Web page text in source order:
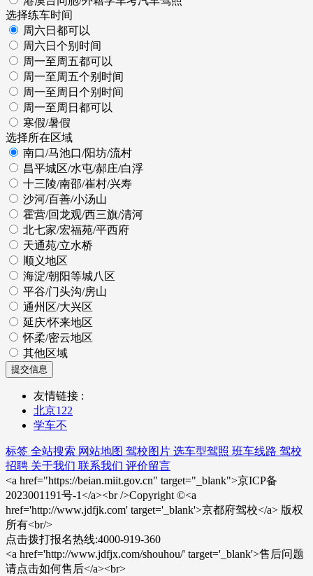
选择练车时间
周六日都可以
周六日个别时间
周一至周五都可以
周一至周五个别时间
周一至周日个别时间
周一至周日都可以
寒假/暑假
选择所在区域
南口/马池口/阳坊/流村
昌平城区/水屯/郝庄/白浮
十三陵/南邵/崔村/兴寿
沙河/百善/小汤山
霍营/回龙观/西三旗/清河
北七家/宏福苑/平西府
天通苑/立水桥
顺义地区
海淀/朝阳等城八区
平谷/门头沟/房山
通州区/大兴区
延庆/怀来地区
怀柔/密云地区
其他区域
提交信息
友情链接 :
北京122
学车不
标签 全站搜索 网站地图 驾校图片 选车型驾照 班车线路 驾校
招聘 关于我们 联系我们 评价留言
<a href="https://beian.miit.gov.cn" target="_blank">京ICP备
2023001191号-1</a><br />Copyright ©<a
href='http://www.jdfjk.com' target='_blank'>京都府驾校</a> 版权
所有<br/>
点击拨打报名热线:4000-919-360
<a href='http://www.jdfjx.com/shouhou/' target='_blank'>售后问题
请点击如何售后</a><br>